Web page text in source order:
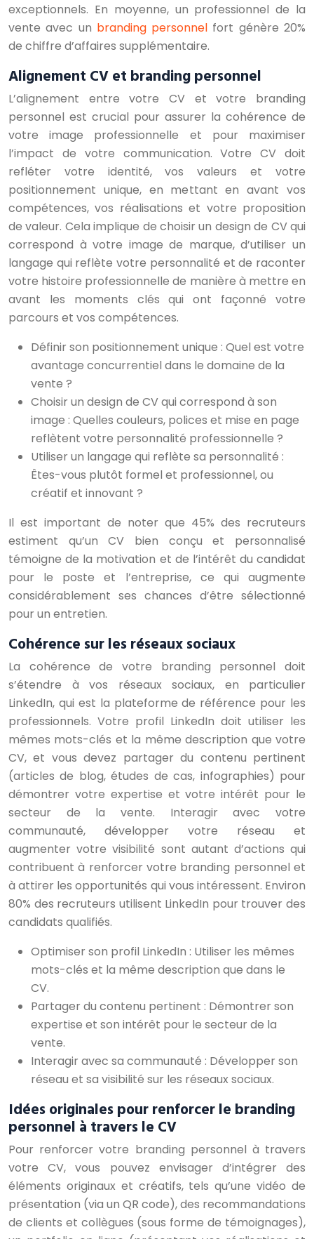
exceptionnels. En moyenne, un professionnel de la
vente avec un branding personnel fort génère 20%
de chiffre d’affaires supplémentaire.
Alignement CV et branding personnel
L’alignement entre votre CV et votre branding
personnel est crucial pour assurer la cohérence de
votre image professionnelle et pour maximiser
l’impact de votre communication. Votre CV doit
refléter votre identité, vos valeurs et votre
positionnement unique, en mettant en avant vos
compétences, vos réalisations et votre proposition
de valeur. Cela implique de choisir un design de CV qui
correspond à votre image de marque, d’utiliser un
langage qui reflète votre personnalité et de raconter
votre histoire professionnelle de manière à mettre en
avant les moments clés qui ont façonné votre
parcours et vos compétences.
Définir son positionnement unique : Quel est votre
avantage concurrentiel dans le domaine de la
vente ?
Choisir un design de CV qui correspond à son
image : Quelles couleurs, polices et mise en page
reflètent votre personnalité professionnelle ?
Utiliser un langage qui reflète sa personnalité :
Êtes-vous plutôt formel et professionnel, ou
créatif et innovant ?
Il est important de noter que 45% des recruteurs
estiment qu’un CV bien conçu et personnalisé
témoigne de la motivation et de l’intérêt du candidat
pour le poste et l’entreprise, ce qui augmente
considérablement ses chances d’être sélectionné
pour un entretien.
Cohérence sur les réseaux sociaux
La cohérence de votre branding personnel doit
s’étendre à vos réseaux sociaux, en particulier
LinkedIn, qui est la plateforme de référence pour les
professionnels. Votre profil LinkedIn doit utiliser les
mêmes mots-clés et la même description que votre
CV, et vous devez partager du contenu pertinent
(articles de blog, études de cas, infographies) pour
démontrer votre expertise et votre intérêt pour le
secteur de la vente. Interagir avec votre
communauté, développer votre réseau et
augmenter votre visibilité sont autant d’actions qui
contribuent à renforcer votre branding personnel et
à attirer les opportunités qui vous intéressent. Environ
80% des recruteurs utilisent LinkedIn pour trouver des
candidats qualifiés.
Optimiser son profil LinkedIn : Utiliser les mêmes
mots-clés et la même description que dans le
CV.
Partager du contenu pertinent : Démontrer son
expertise et son intérêt pour le secteur de la
vente.
Interagir avec sa communauté : Développer son
réseau et sa visibilité sur les réseaux sociaux.
Idées originales pour renforcer le branding
personnel à travers le CV
Pour renforcer votre branding personnel à travers
votre CV, vous pouvez envisager d’intégrer des
éléments originaux et créatifs, tels qu’une vidéo de
présentation (via un QR code), des recommandations
de clients et collègues (sous forme de témoignages),